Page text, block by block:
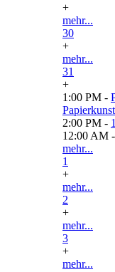
+
mehr...
30
+
mehr...
31
+
1:00 PM -
Papierkunst
2:00 PM -
12:00 AM -
mehr...
1
+
mehr...
2
+
mehr...
3
+
mehr...